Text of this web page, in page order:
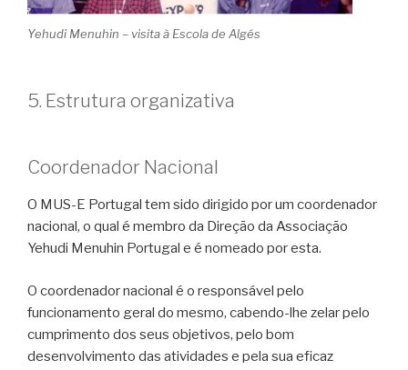
Yehudi Menuhin – visita à Escola de Algés
5. Estrutura organizativa
Coordenador Nacional
O MUS-E Portugal tem sido dirigido por um coordenador
nacional, o qual é membro da Direção da Associação
Yehudi Menuhin Portugal e é nomeado por esta.
O coordenador nacional é o responsável pelo
funcionamento geral do mesmo, cabendo-lhe zelar pelo
cumprimento dos seus objetivos, pelo bom
desenvolvimento das atividades e pela sua eficaz